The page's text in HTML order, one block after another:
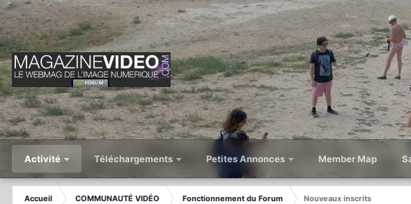
Activité Téléchargements Petites Annonces Member Map
Accueil COMMUNAUTÉ VIDÉO Fonctionnement du Forum Nouveaux inscrits